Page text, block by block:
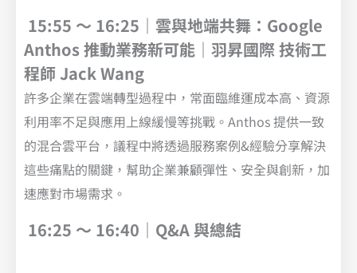
15:55 ～ 16:25｜雲與地端共舞：Google
Anthos 推動業務新可能｜羽昇國際 技術工
程師 Jack Wang
許多企業在雲端轉型過程中，常面臨維運成本高、資源
利用率不足與應用上線緩慢等挑戰。Anthos 提供一致
的混合雲平台，議程中將透過服務案例&經驗分享解決
這些痛點的關鍵，幫助企業兼顧彈性、安全與創新，加
速應對市場需求。
16:25 ～ 16:40｜Q&A 與總結